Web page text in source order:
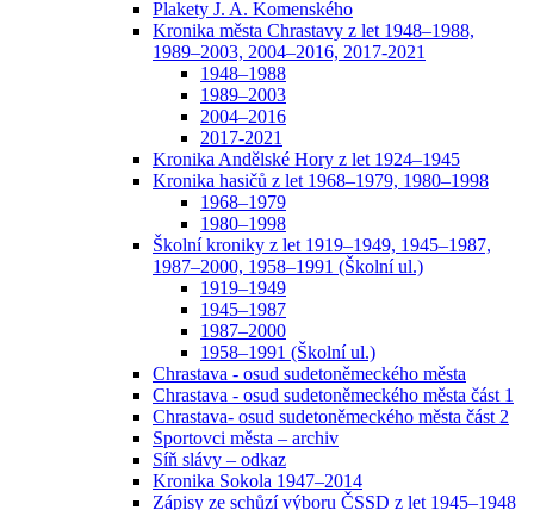
Plakety J. A. Komenského
Kronika města Chrastavy z let 1948–1988,
1989–2003, 2004–2016, 2017-2021
1948–1988
1989–2003
2004–2016
2017-2021
Kronika Andělské Hory z let 1924–1945
Kronika hasičů z let 1968–1979, 1980–1998
1968–1979
1980–1998
Školní kroniky z let 1919–1949, 1945–1987,
1987–2000, 1958–1991 (Školní ul.)
1919–1949
1945–1987
1987–2000
1958–1991 (Školní ul.)
Chrastava - osud sudetoněmeckého města
Chrastava - osud sudetoněmeckého města část 1
Chrastava- osud sudetoněmeckého města část 2
Sportovci města – archiv
Síň slávy – odkaz
Kronika Sokola 1947–2014
Zápisy ze schůzí výboru ČSSD z let 1945–1948